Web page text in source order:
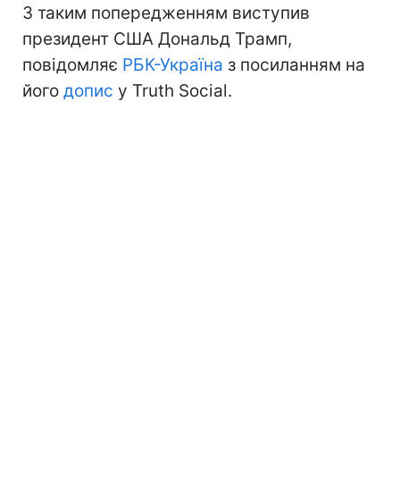
З таким попередженням виступив
президент США Дональд Трамп,
повідомляє РБК-Україна з посиланням на
його допис у Truth Social.